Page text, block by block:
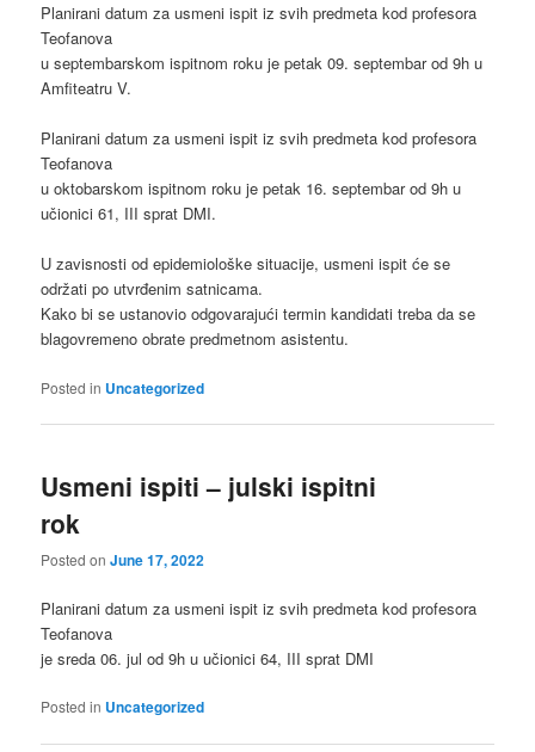
Planirani datum za usmeni ispit iz svih predmeta kod profesora
Teofanova
u septembarskom ispitnom roku je petak 09. septembar od 9h u
Amfiteatru V.
Planirani datum za usmeni ispit iz svih predmeta kod profesora
Teofanova
u oktobarskom ispitnom roku je petak 16. septembar od 9h u
učionici 61, III sprat DMI.
U zavisnosti od epidemiološke situacije, usmeni ispit će se
održati po utvrđenim satnicama.
Kako bi se ustanovio odgovarajući termin kandidati treba da se
blagovremeno obrate predmetnom asistentu.
Posted in Uncategorized
Usmeni ispiti – julski ispitni
rok
Posted onJune 17, 2022
Planirani datum za usmeni ispit iz svih predmeta kod profesora
Teofanova
je sreda 06. jul od 9h u učionici 64, III sprat DMI
Posted in Uncategorized